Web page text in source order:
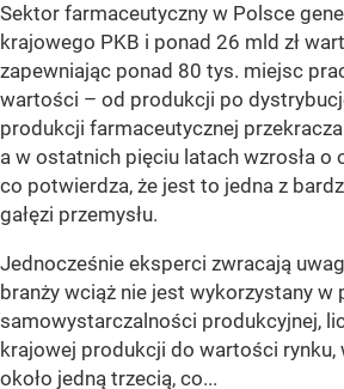
Sektor farmaceutyczny w Polsce
krajowego PKB i ponad 26 mld zł
zapewniając ponad 80 tys. miejsc
wartości – od produkcji po
produkcji farmaceutycznej
a w ostatnich pięciu latach wzrosła o
co potwierdza, że jest to jedna z
gałęzi przemysłu.
Jednocześnie eksperci zwracają
branży wciąż nie jest wykorzystany w
samowystarczalności produkcyjnej,
krajowej produkcji do wartości rynku,
około jedną trzecią, co...